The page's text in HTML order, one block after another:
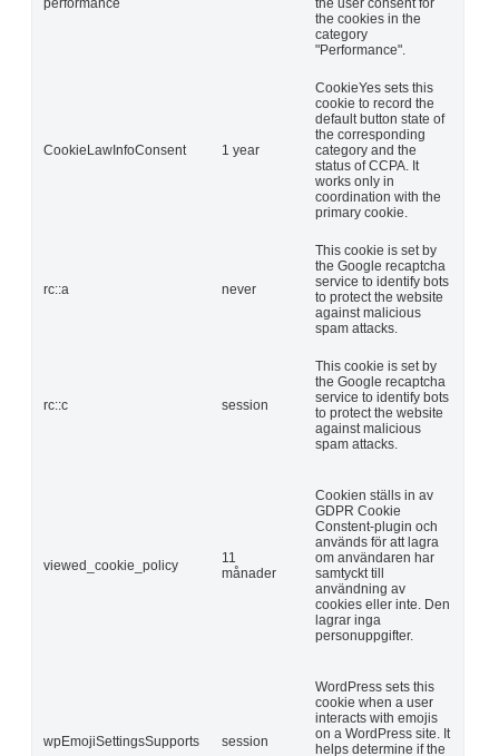
performance
the user consent for
the cookies in the
category
"Performance".
CookieLawInfoConsent 1 year
CookieYes sets this
cookie to record the
default button state of
the corresponding
category and the
status of CCPA. It
works only in
coordination with the
primary cookie.
rc::a never
This cookie is set by
the Google recaptcha
service to identify bots
to protect the website
against malicious
spam attacks.
rc::c session
This cookie is set by
the Google recaptcha
service to identify bots
to protect the website
against malicious
spam attacks.
viewed_cookie_policy
11
månader
Cookien ställs in av
GDPR Cookie
Constent-plugin och
används för att lagra
om användaren har
samtyckt till
användning av
cookies eller inte. Den
lagrar inga
personuppgifter.
wpEmojiSettingsSupports session
WordPress sets this
cookie when a user
interacts with emojis
on a WordPress site. It
helps determine if the